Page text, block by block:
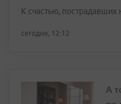
К счастью, пострадавших
сегодня, 12:12
А